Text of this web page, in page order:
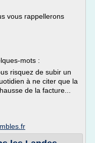
vous rappellerons
mots :
risquez de subir un
à ne citer que la
de la facture...